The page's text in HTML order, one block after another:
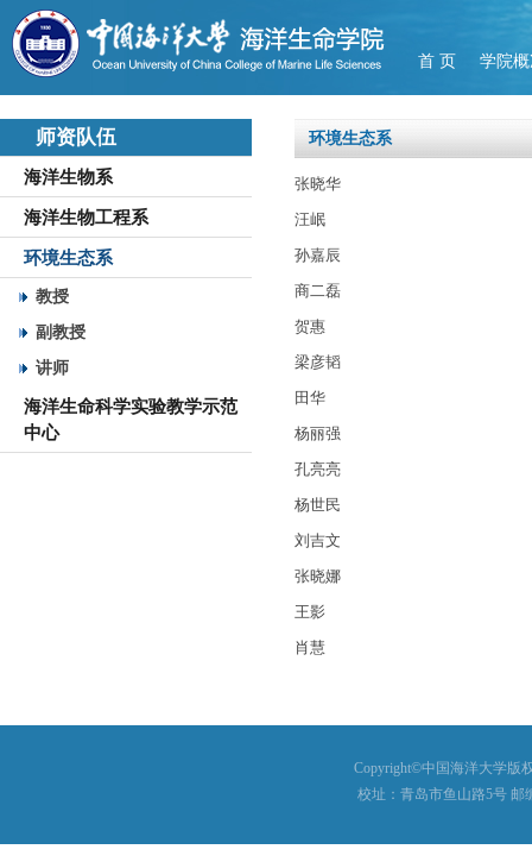
首 页 学院
师资队伍
海洋生物系
海洋生物工程系
环境生态系
教授
副教授
讲师
海洋生命科学实验教学示范
中心
环境生态系
张晓华
汪岷
孙嘉辰
商二磊
贺惠
梁彦韬
田华
杨丽强
孔亮亮
杨世民
刘吉文
张晓娜
王影
肖慧
Copyright©中国海洋大学版
校址：青岛市鱼山路5号 邮